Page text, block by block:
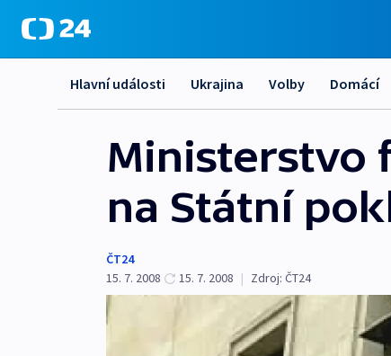
Hlavní události Ukrajina Volby Domácí
Ministerstvo
na Státní
ČT24
15. 7. 2008
15. 7. 2008 | Zdroj: ČT24